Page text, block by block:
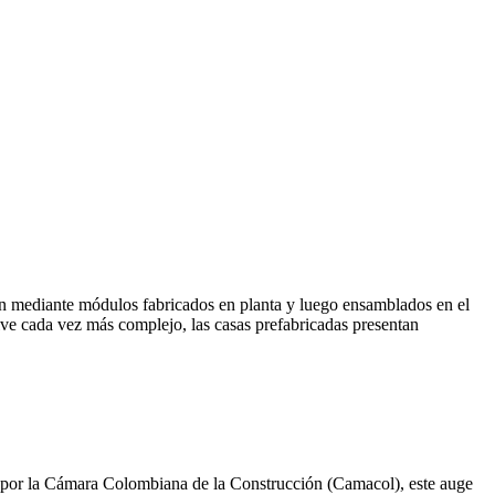
módulos fabricados en planta y luego ensamblados en el
vez más complejo, las casas prefabricadas presentan
la Cámara Colombiana de la Construcción (Camacol), este auge